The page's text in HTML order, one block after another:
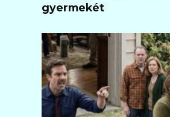
gyermekét